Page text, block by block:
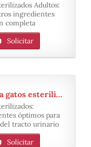
Adultos:
ingredientes
completa
Solicitar
Ultima Pienso para gatos esterilizados con problemas del tracto urinario
óptimos para
tracto urinario
Solicitar